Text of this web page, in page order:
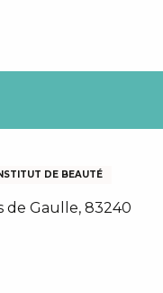
DE BEAUTÉ
de Gaulle, 83240